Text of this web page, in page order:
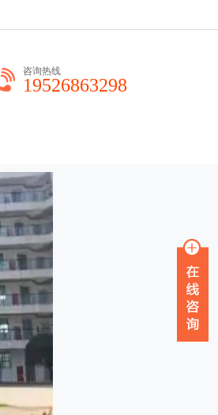
咨询热线
19526863298